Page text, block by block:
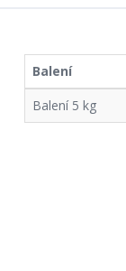
Balení
Balení 5 kg